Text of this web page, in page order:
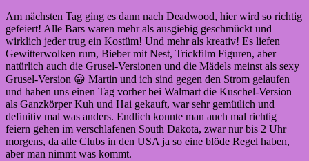
Am nächsten Tag ging es dann nach Deadwood, hier wird so richtig
gefeiert! Alle Bars waren mehr als ausgiebig geschmückt und
wirklich jeder trug ein Kostüm! Und mehr als kreativ! Es liefen
Gewitterwolken rum, Bieber mit Nest, Trickfilm Figuren, aber
natürlich auch die Grusel-Versionen und die Mädels meinst als sexy
Grusel-Version 😀 Martin und ich sind gegen den Strom gelaufen
und haben uns einen Tag vorher bei Walmart die Kuschel-Version
als Ganzkörper Kuh und Hai gekauft, war sehr gemütlich und
definitiv mal was anders. Endlich konnte man auch mal richtig
feiern gehen im verschlafenen South Dakota, zwar nur bis 2 Uhr
morgens, da alle Clubs in den USA ja so eine blöde Regel haben,
aber man nimmt was kommt.